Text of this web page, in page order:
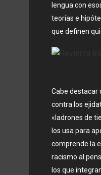
lengua con
teorías e
que definen
Cabe destacar
contra los
«ladrones de
los usa para
comprende la
racismo al
los que